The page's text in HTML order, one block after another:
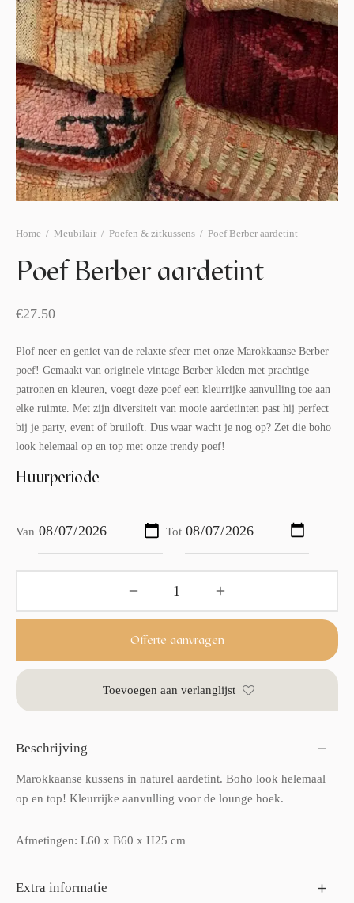
Home / Meubilair / Poefen & zitkussens / Poef Berber aardetint
Poef Berber aardetint
€27.50
Plof neer en geniet van de relaxte sfeer met onze Marokkaanse Berber
poef! Gemaakt van originele vintage Berber kleden met prachtige
patronen en kleuren, voegt deze poef een kleurrijke aanvulling toe aan
elke ruimte. Met zijn diversiteit van mooie aardetinten past hij perfect
bij je party, event of bruiloft. Dus waar wacht je nog op? Zet die boho
look helemaal op en top met onze trendy poef!
Huurperiode
Van Tot
Offerte aanvragen
Toevoegen aan verlanglijst
Beschrijving
Marokkaanse kussens in naturel aardetint. Boho look helemaal
op en top! Kleurrijke aanvulling voor de lounge hoek.
Afmetingen: L60 x B60 x H25 cm
Extra informatie
& sweettable
& bijzettafels
deco
decoratie
items